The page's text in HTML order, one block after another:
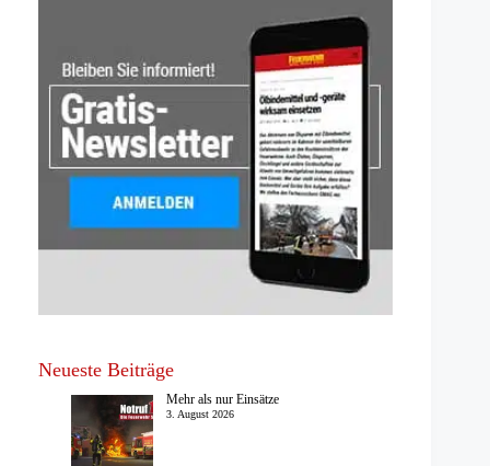
Neueste Beiträge
Mehr als nur Einsätze
3. August 2026